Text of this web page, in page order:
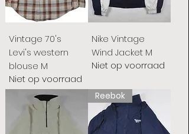
Vintage 70's
Levi's western
blouse M
Niet op voorraad
Nike Vintage
Wind Jacket M
Niet op voorraad
Reebok